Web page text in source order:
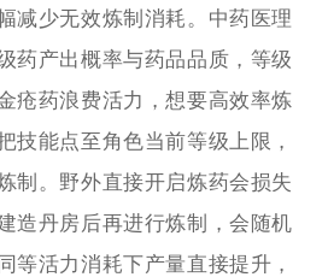
减少无效炼制消耗。中药医理
药产出概率与药品品质，等级
疮药浪费活力，想要高效率炼
技能点至角色当前等级上限，
制。野外直接开启炼药会损失
造丹房后再进行炼制，会随机
等活力消耗下产量直接提升，